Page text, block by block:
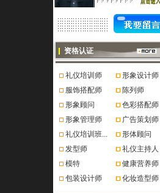
资格认证
礼仪培训师
形象设计师
服饰搭配师
陈列师
形象顾问
色彩搭配师
形象管理师
广告策划师
礼仪培训班...
形体顾问
发型师
礼仪主持人
模特
健康营养师
包装设计师
化妆造型师